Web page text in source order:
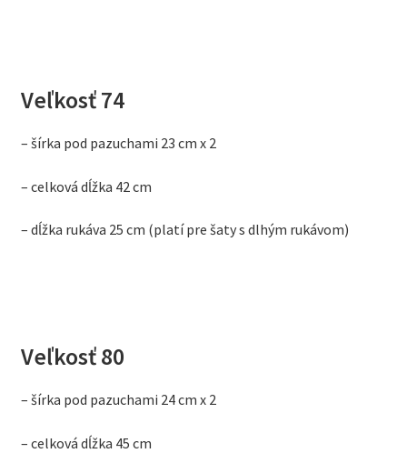
Veľkosť 74
– šírka pod pazuchami 23 cm x 2
– celková dĺžka 42 cm
– dĺžka rukáva 25 cm (platí pre šaty s dlhým rukávom)
Veľkosť 80
– šírka pod pazuchami 24 cm x 2
– celková dĺžka 45 cm